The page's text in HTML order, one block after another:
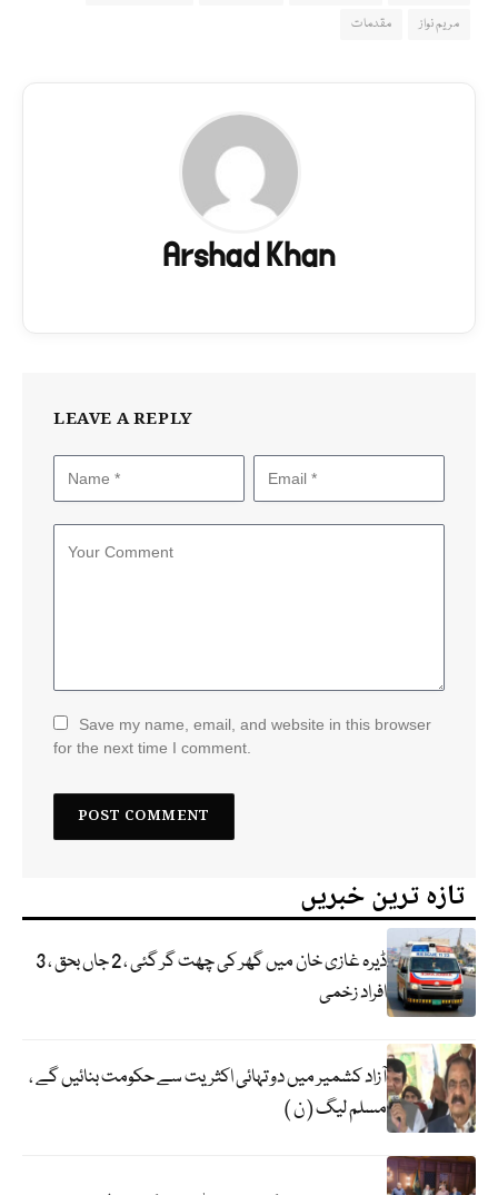
مریم نواز
مقدمات
Arshad Khan
LEAVE A REPLY
Save my name, email, and website in this browser
for the next time I comment.
تازہ ترین خبریں
ڈیرہ غازی خان میں گھر کی چھت گر گئی ، 2 جاں بحق ، 3
افراد زخمی
آزاد کشمیر میں دو تہائی اکثریت سے حکومت بنائیں گے ،
مسلم لیگ ( ن )